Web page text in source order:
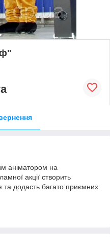
аніматором на
акції створить
та додасть багато приємних